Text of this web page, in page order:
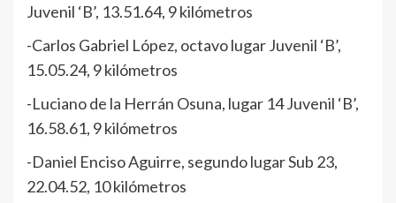
Juvenil ‘B’, 13.51.64, 9 kilómetros
-Carlos Gabriel López, octavo lugar Juvenil ‘B’,
15.05.24, 9 kilómetros
-Luciano de la Herrán Osuna, lugar 14 Juvenil ‘B’,
16.58.61, 9 kilómetros
-Daniel Enciso Aguirre, segundo lugar Sub 23,
22.04.52, 10 kilómetros